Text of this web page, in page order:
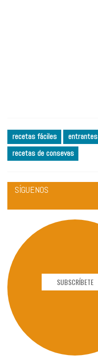
recetas fáciles entrantes
recetas de consevas
SÍGUENOS
SUBSCRÍBETE